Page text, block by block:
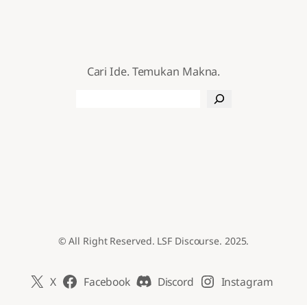
Cari Ide. Temukan Makna.
© All Right Reserved. LSF Discourse. 2025.
X Facebook Discord Instagram